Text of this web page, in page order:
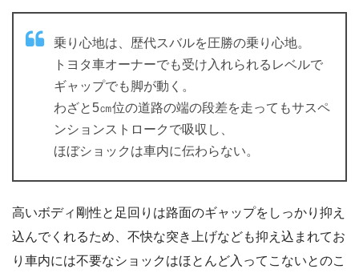
乗り心地は、歴代スバルを圧勝の乗り心地。
トヨタ車オーナーでも受け入れられるレベルで
ギャップでも脚が動く。
わざと5㎝位の道路の端の段差を走ってもサスペ
ンションストロークで吸収し、
ほぼショックは車内に伝わらない。
高いボディ剛性と足回りは路面のギャップをしっかり抑え
込んでくれるため、不快な突き上げなども抑え込まれてお
り車内には不要なショックはほとんど入ってこないとのこ